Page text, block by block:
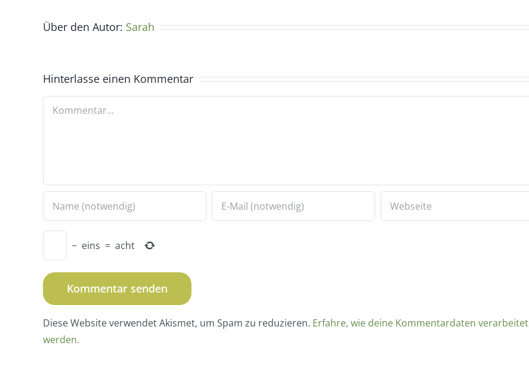
Über den Autor: Sarah
Hinterlasse einen Kommentar
Kommentar
− eins = acht
Diese Website verwendet Akismet, um Spam zu reduzieren. Erfahre, wie deine Kommentardaten verarbeitet
werden.